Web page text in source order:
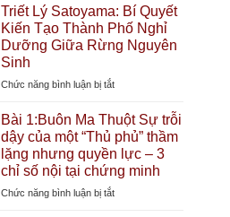
lành”
đầu
tiên
“Người
khổng
lồ”
Tây
Nguyên
–
Tác
động
2027:
“Đại
công
trường”
Quốc
chu
kỳ
định
vị
Triết Lý Satoyama: Bí Quyết
Kiến Tạo Thành Phố Nghỉ
Dưỡng Giữa Rừng Nguyên
Sinh
Chức năng bình luận bị tắtở
Lý
Satoyama:
Bí
Quyết
Kiến
Tạo
Bài 1:Buôn Ma Thuột Sự trỗi
dậy của một “Thủ phủ” thầm
lặng nhưng quyền lực – 3
chỉ số nội tại chứng minh
Chức năng bình luận bị tắtở